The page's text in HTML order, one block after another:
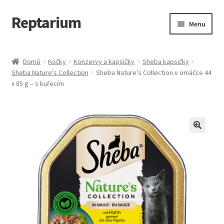
Přeskočit
na
Přejít
k
webu
Reptarium Menu
Košík
Pokladna
Vše pro kočky
Domů Kočky Konzervy a kapsičky
Sheba kapsičky
Sheba Nature's Collection
Sheba Nature’s Collection v omáčce 44
x 85 g – s kuřecím